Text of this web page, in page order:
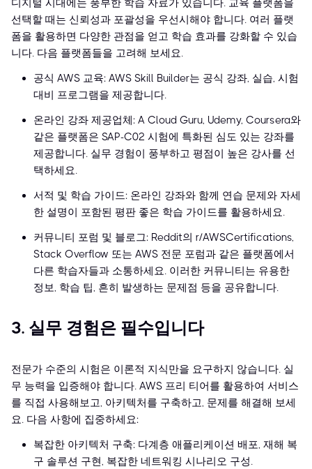
디지털 시대에는 풍부한 학습 자료가 있습니다. 교육 플랫폼을
선택할 때는 신뢰성과 포괄성을 우선시해야 합니다. 여러 플랫
폼을 활용하면 다양한 관점을 얻고 학습 효과를 강화할 수 있습
니다. 다음 플랫폼들을 고려해 보세요.
공식 AWS 교육: AWS Skill Builder는 공식 강좌, 실습, 시험
대비 프로그램을 제공합니다.
온라인 강좌 제공업체: A Cloud Guru, Udemy, Coursera와
같은 플랫폼은 SAP-C02 시험에 특화된 심도 있는 강좌를
제공합니다. 실무 경험이 풍부하고 평점이 높은 강사를 선
택하세요.
서적 및 학습 가이드: 온라인 강좌와 함께 연습 문제와 자세
한 설명이 포함된 평판 좋은 학습 가이드를 활용하세요.
커뮤니티 포럼 및 블로그: Reddit의 r/AWSCertifications,
Stack Overflow 또는 AWS 전문 포럼과 같은 플랫폼에서
다른 학습자들과 소통하세요. 이러한 커뮤니티는 유용한
정보, 학습 팁, 흔히 발생하는 문제점 등을 공유합니다.
3. 실무 경험은 필수입니다
전문가 수준의 시험은 이론적 지식만을 요구하지 않습니다. 실
무 능력을 입증해야 합니다. AWS 프리 티어를 활용하여 서비스
를 직접 사용해보고, 아키텍처를 구축하고, 문제를 해결해 보세
요. 다음 사항에 집중하세요:
복잡한 아키텍처 구축: 다계층 애플리케이션 배포, 재해 복
구 솔루션 구현, 복잡한 네트워킹 시나리오 구성.